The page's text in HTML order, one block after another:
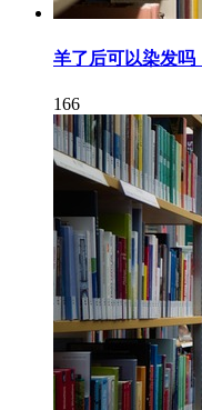
羊了后可以染发吗
166